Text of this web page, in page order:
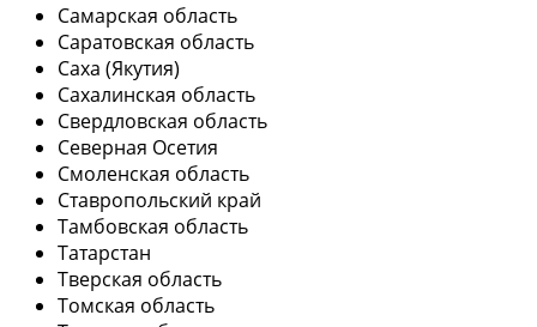
Самарская область
Саратовская область
Саха (Якутия)
Сахалинская область
Свердловская область
Северная Осетия
Смоленская область
Ставропольский край
Тамбовская область
Татарстан
Тверская область
Томская область